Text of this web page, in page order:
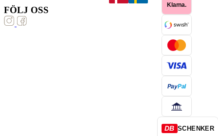
FÖLJ OSS
Klarna.
PayPal
DB SCHENKER